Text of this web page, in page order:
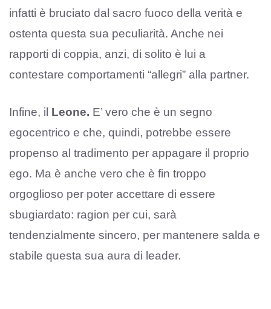
infatti è bruciato dal sacro fuoco della verità e
ostenta questa sua peculiarità. Anche nei
rapporti di coppia, anzi, di solito è lui a
contestare comportamenti “allegri” alla partner.
Infine, il Leone. E’ vero che è un segno
egocentrico e che, quindi, potrebbe essere
propenso al tradimento per appagare il proprio
ego. Ma è anche vero che è fin troppo
orgoglioso per poter accettare di essere
sbugiardato: ragion per cui, sarà
tendenzialmente sincero, per mantenere salda e
stabile questa sua aura di leader.